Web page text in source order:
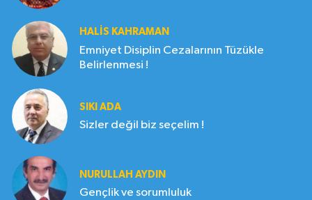
HALIS KAHRAMAN
Emniyet Disiplin Cezalarının Tüzükle
Belirlenmesi !
SIKI ADA
Sizler değil biz seçelim !
NURULLAH AYDIN
Gençlik ve sorumluluk